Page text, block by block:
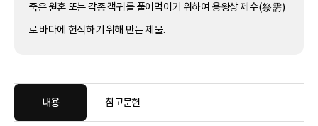
죽은 원혼 또는 각종 객귀를 풀어먹이기 위하여 용왕상 제수(祭需)
로 바다에 헌식하기 위해 만든 제물.
내용 참고문헌